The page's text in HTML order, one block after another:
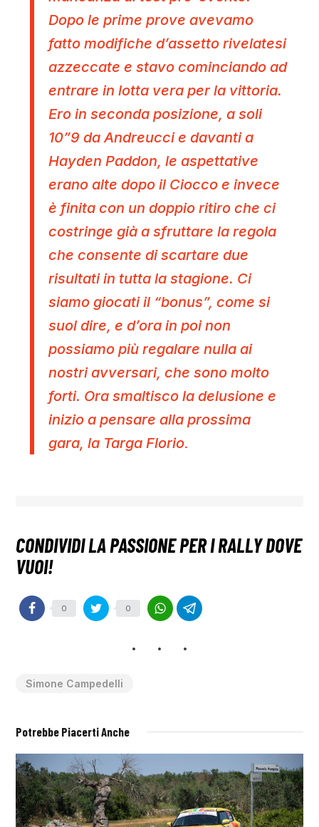
Dopo le prime prove avevamo
fatto modifiche d’assetto rivelatesi
azzeccate e stavo cominciando ad
entrare in lotta vera per la vittoria.
Ero in seconda posizione, a soli
10”9 da Andreucci e davanti a
Hayden Paddon, le aspettative
erano alte dopo il Ciocco e invece
è finita con un doppio ritiro che ci
costringe già a sfruttare la regola
che consente di scartare due
risultati in tutta la stagione. Ci
siamo giocati il “bonus”, come si
suol dire, e d’ora in poi non
possiamo più regalare nulla ai
nostri avversari, che sono molto
forti. Ora smaltisco la delusione e
inizio a pensare alla prossima
gara, la Targa Florio.
0 0
Simone Campedelli
Potrebbe Piacerti Anche